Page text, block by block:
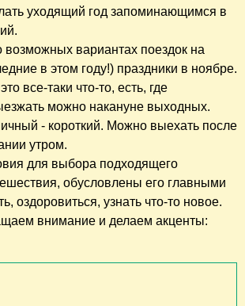
уходящий год запоминающимся в
возможных вариантах поездок на
в этом году!) праздники в ноябре.
все-таки что-то, есть, где
можно накануне выходных.
- короткий. Можно выехать после
утром.
для выбора подходящего
обусловлены его главными
оздоровиться, узнать что-то новое.
внимание и делаем акценты: